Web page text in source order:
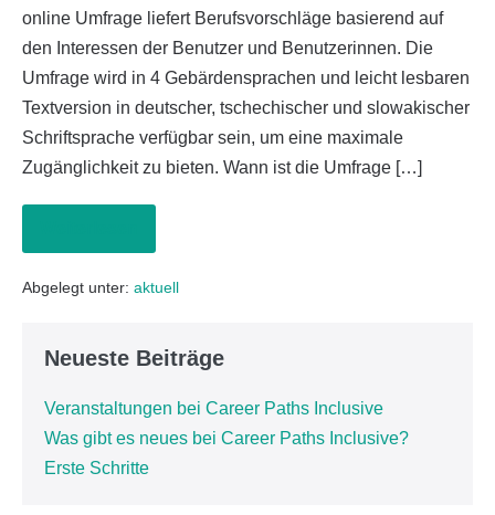
online Umfrage liefert Berufsvorschläge basierend auf
den Interessen der Benutzer und Benutzerinnen. Die
Umfrage wird in 4 Gebärdensprachen und leicht lesbaren
Textversion in deutscher, tschechischer und slowakischer
Schriftsprache verfügbar sein, um eine maximale
Zugänglichkeit zu bieten. Wann ist die Umfrage […]
Abgelegt unter: aktuell
Neueste Beiträge
Veranstaltungen bei Career Paths Inclusive
Was gibt es neues bei Career Paths Inclusive?
Erste Schritte